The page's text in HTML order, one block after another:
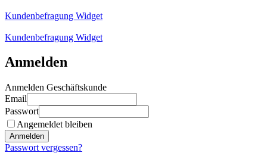
Kundenbefragung Widget
Kundenbefragung Widget
Anmelden
Anmelden Geschäftskunde
Email
Passwort
Angemeldet bleiben
Anmelden
Passwort vergessen?